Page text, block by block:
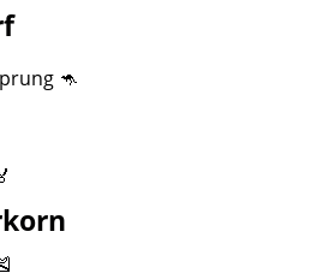
🦘